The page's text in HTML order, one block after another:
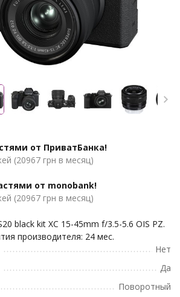
от ПриватБанка!
(20967 грн в месяц)
от monobank!
(20967 грн в месяц)
black kit XC 15-45mm f/3.5-5.6 OIS PZ.
производителя: 24 мес.
Нет
Да
Поворотный